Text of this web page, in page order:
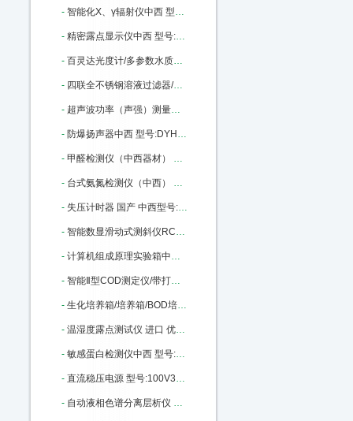
- 智能化X、γ辐射仪中西 型号:BMW-REN500B库号：M76235
- 精密露点显示仪中西 型号:LSTK0-Optidew Vision库号：M247558
- 百灵达光度计/多参数水质分析仪中西 型号:RS02-7100库号：M330544
- 四联全不锈钢溶液过滤器/不锈钢过滤器 架子 型号:MT-04库号：M365609
- 超声波功率（声强）测量仪中西 （标准型） 型号:CS33-YP0511A库号：M404559
- 防爆扬声器中西 型号:DYH-5库号：M406025
- 甲醛检测仪（中西器材） 型号:GA27-500B库号：M406029
- 台式氨氮检测仪（中西） 型号:NH-1CA库号：M33470
- 失压计时器 国产 中西型号:JSY-3B1A库号：M138218
- 智能数显滑动式测斜仪RC01/HCX-5中西器型号: RC01/HCX-5 库号：M181541
- 计算机组成原理实验箱中西 型号:MH80-CP226库号：M290975
- 智能Ⅱ型COD测定仪/带打印，连接电脑（中西） 型号:CH10-2M库号：M318861
- 生化培养箱/培养箱/BOD培养箱 型号:CH10-150L库号：M318867
- 温湿度露点测试仪 进口 优势型号:SH7-6003库号：M392569
- 敏感蛋白检测仪中西 型号:MP01-TANNOMETRE库号：M406006
- 直流稳压电源 型号:100V30A库号：M406010
- 自动液相色谱分离层析仪 型号:MD99-3库号：M405990